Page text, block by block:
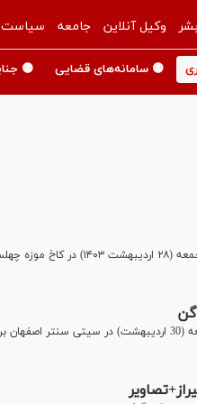
وکیل آنلاین جامعه سیاست
🟡 سامانه‌های قضایی 🟡
شد.
شد.